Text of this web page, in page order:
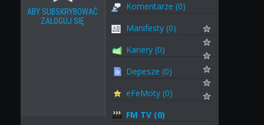
ABY SUBSKRYBOWAĆ
ZALOGUJ SIĘ
Komentarze (0)
Manifesty (0)
Kariery (0)
Depesze (0)
eFeMoty (0)
FM TV (0)